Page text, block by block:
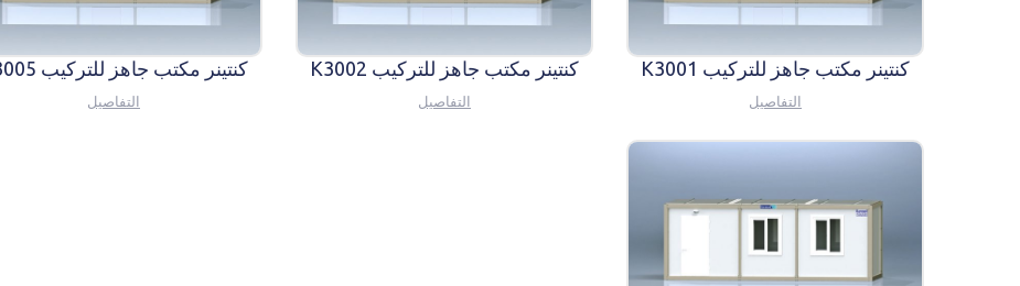
كنتينر مكتب جاهز للتركيب K3001
التفاصيل
كنتينر مكتب جاهز للتركيب K3002
التفاصيل
كنتينر مكتب جاهز للتركيب K3005
التفاصيل